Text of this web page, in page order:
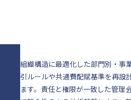
組織構造に最適化した部門別・事
引ルールや共通費配賦基準を再設
ます。責任と権限が一致した管理